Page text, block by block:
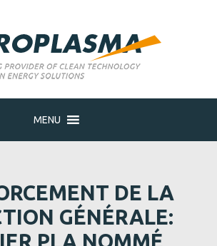
MENU
DE LA
GÉNÉRALE:
PLA NOMMÉ